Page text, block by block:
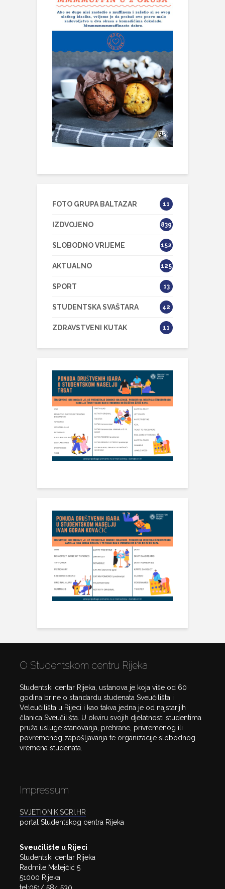
FOTO GRUPA BALTAZAR 11
IZDVOJENO 839
SLOBODNO VRIJEME 152
AKTUALNO 125
SPORT 13
STUDENTSKA SVAŠTARA 42
ZDRAVSTVENI KUTAK 11
O Studentskom centru Rijeka
Studentski centar Rijeka, ustanova je koja više od 60
godina brine o standardu studenata Sveučilišta i
Veleučilišta u Rijeci i kao takva jedna je od najstarijih
članica Sveučilišta. U okviru svojih djelatnosti studentima
pruža usluge stanovanja, prehrane, privremenog ili
povremenog zapošljavanja te organizacije slobodnog
vremena studenata.
Impressum
SVJETIONIK.SCRI.HR
portal Studentskog centra Rijeka
Sveučilište u Rijeci
Studentski centar Rijeka
Radmile Matejčić 5
51000 Rijeka